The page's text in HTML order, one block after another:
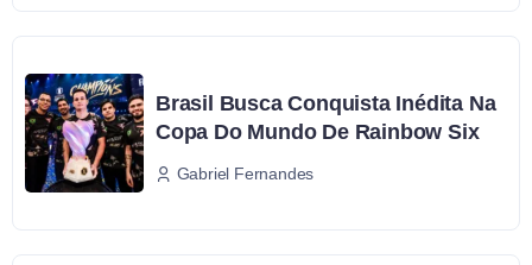
Brasil Busca Conquista Inédita Na
Copa Do Mundo De Rainbow Six
Gabriel Fernandes